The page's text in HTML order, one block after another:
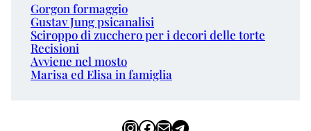
Gorgon formaggio
Gustav Jung psicanalisi
Sciroppo di zucchero per i decori delle torte
Recisioni
Avviene nel mosto
Marisa ed Elisa in famiglia
InstagramFacebook Email Telegram